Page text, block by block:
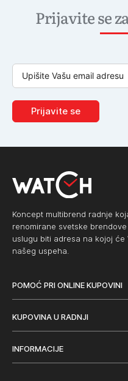
Prijavite se
Prijavite se
Koncept multibrend radnje
renomirane svetske
uslugu biti adresa na kojoj će
našeg uspeha.
POMOĆ PRI ONLINE KUPOVINI
KUPOVINA U RADNJI
INFORMACIJE